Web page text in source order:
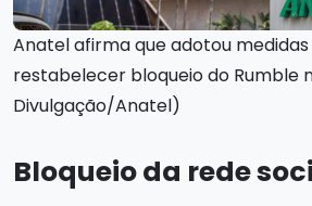
Anatel afirma que adotou
restabelecer bloqueio do Rumble
Divulgação/Anatel)
Bloqueio da rede